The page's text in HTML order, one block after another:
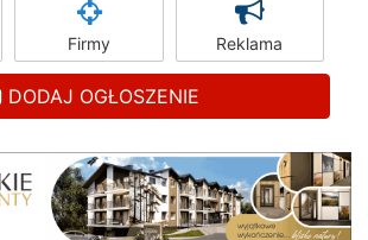
Firmy Reklama
DODAJ OGŁOSZENIE